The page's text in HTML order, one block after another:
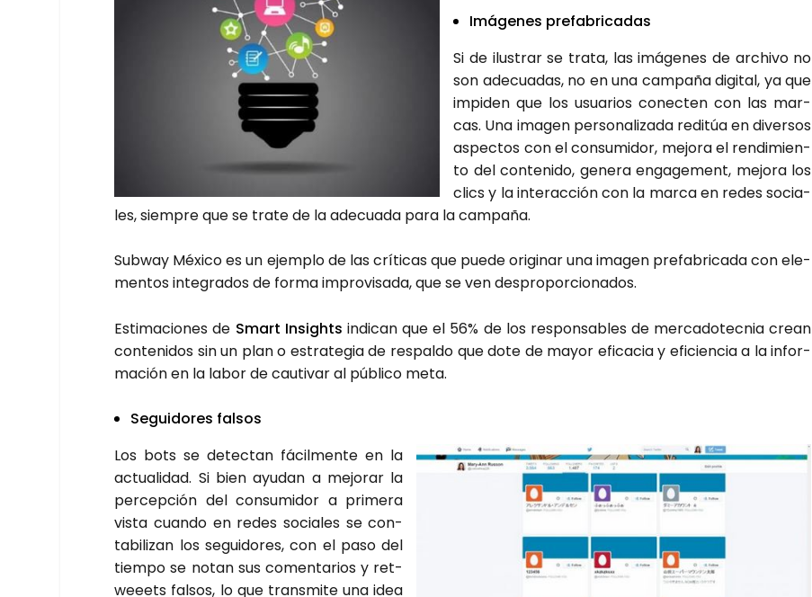
Imá­ge­nes pre­fa­bri­ca­das
Si de ilus­trar se tra­ta, las imá­ge­nes de archi­vo no
son ade­cua­das, no en una cam­pa­ña digi­tal, ya que
impi­den que los usua­rios conec­ten con las mar­
cas. Una ima­gen per­so­na­li­za­da redi­túa en diver­sos
aspec­tos con el con­su­mi­dor, mejo­ra el ren­di­mien­
to del con­te­ni­do, gene­ra enga­ge­ment, mejo­ra los
clics y la inter­ac­ción con la mar­ca en redes socia­
les, siem­pre que se tra­te de la ade­cua­da para la cam­pa­ña.
Sub­way Méxi­co es un ejem­plo de las crí­ti­cas que pue­de ori­gi­nar una ima­gen pre­fa­bri­ca­da con ele­
men­tos inte­gra­dos de for­ma impro­vi­sa­da, que se ven des­pro­por­cio­na­dos.
Esti­ma­cio­nes de Smart Insights indi­can que el 56% de los res­pon­sa­bles de mer­ca­do­tec­nia crean
con­te­ni­dos sin un plan o estra­te­gia de res­pal­do que dote de mayor efi­ca­cia y efi­cien­cia a la infor­
ma­ción en la labor de cau­ti­var al públi­co meta.
Segui­do­res fal­sos
Los bots se detec­tan fácil­men­te en la
actua­li­dad. Si bien ayu­dan a mejo­rar la
per­cep­ción del con­su­mi­dor a pri­me­ra
vis­ta cuan­do en redes socia­les se con­
ta­bi­li­zan los segui­do­res, con el paso del
tiem­po se notan sus comen­ta­rios y ret­
weeets fal­sos, lo que trans­mi­te una idea